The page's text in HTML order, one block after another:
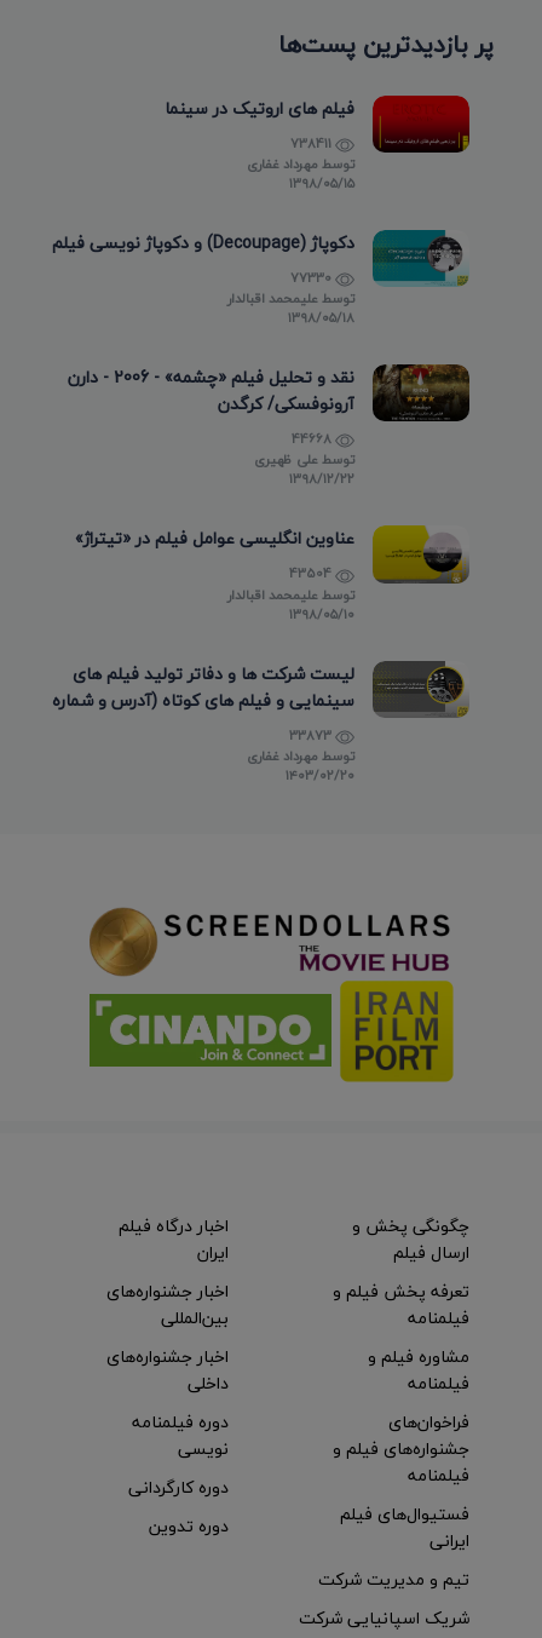
پر بازدیدترین پست‌ها
فیلم های اروتیک در سینما
توسط مهرداد غفاری
۱۳۹۸/۰۵/۱۵
دکوپاژ (Decoupage) و دکوپاژ نویسی فیلم
توسطعلیمحمد اقبالدار
۱۳۹۸/۰۵/۱۸
نقد و تحلیل فیلم «چشمه» - 2006 - دارن
آرونوفسکی/ کرگدن
توسطعلی ظهیری
۱۳۹۸/۱۲/۲۲
عناوین انگلیسی عوامل فیلم در «تیتراژ»
توسطعلیمحمد اقبالدار
۱۳۹۸/۰۵/۱۰
لیست شرکت ها و دفاتر تولید فیلم های
سینمایی و فیلم های کوتاه (آدرس و شماره
تماس)
توسط مهرداد غفاری
۱۴۰۳/۰۲/۲۰
چگونگی پخش و
ارسال فیلم
تعرفه پخش فیلم و
فیلمنامه
مشاوره فیلم و
فیلمنامه
اخبار درگاه فیلم
ایران
اخبار جشنواره‌های
بین‌المللی
اخبار جشنواره‌های
داخلی
فراخوان‌های
جشنواره‌های فیلم و
فیلمنامه
فستیوال‌های فیلم
ایرانی
دوره فیلمنامه
نویسی
دوره کارگردانی
دوره تدوین
تیم و مدیریت شرکت
شریک اسپانیایی شرکت